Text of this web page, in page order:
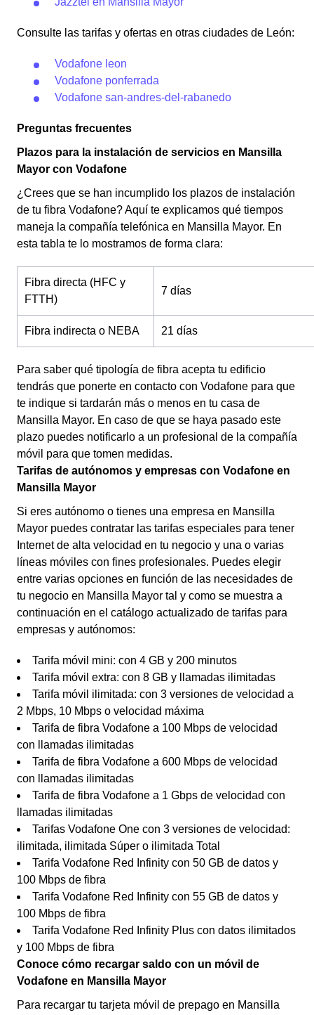
Consulte las tarifas y ofertas en otras ciudades de León:
Vodafone leon
Vodafone ponferrada
Vodafone san-andres-del-rabanedo
Preguntas frecuentes
Plazos para la instalación de servicios en Mansilla
Mayor con Vodafone
¿Crees que se han incumplido los plazos de instalación
de tu fibra Vodafone? Aquí te explicamos qué tiempos
maneja la compañía telefónica en Mansilla Mayor. En
esta tabla te lo mostramos de forma clara:
Fibra directa (HFC y
FTTH)
7 días
Fibra indirecta o NEBA 21 días
Para saber qué tipología de fibra acepta tu edificio
tendrás que ponerte en contacto con Vodafone para que
te indique si tardarán más o menos en tu casa de
Mansilla Mayor. En caso de que se haya pasado este
plazo puedes notificarlo a un profesional de la compañía
móvil para que tomen medidas.
Tarifas de autónomos y empresas con Vodafone en
Mansilla Mayor
Si eres autónomo o tienes una empresa en Mansilla
Mayor puedes contratar las tarifas especiales para tener
Internet de alta velocidad en tu negocio y una o varias
líneas móviles con fines profesionales. Puedes elegir
entre varias opciones en función de las necesidades de
tu negocio en Mansilla Mayor tal y como se muestra a
continuación en el catálogo actualizado de tarifas para
empresas y autónomos:
Tarifa móvil mini: con 4 GB y 200 minutos
Tarifa móvil extra: con 8 GB y llamadas ilimitadas
Tarifa móvil ilimitada: con 3 versiones de velocidad a
2 Mbps, 10 Mbps o velocidad máxima
Tarifa de fibra Vodafone a 100 Mbps de velocidad
con llamadas ilimitadas
Tarifa de fibra Vodafone a 600 Mbps de velocidad
con llamadas ilimitadas
Tarifa de fibra Vodafone a 1 Gbps de velocidad con
llamadas ilimitadas
Tarifas Vodafone One con 3 versiones de velocidad:
ilimitada, ilimitada Súper o ilimitada Total
Tarifa Vodafone Red Infinity con 50 GB de datos y
100 Mbps de fibra
Tarifa Vodafone Red Infinity con 55 GB de datos y
100 Mbps de fibra
Tarifa Vodafone Red Infinity Plus con datos ilimitados
y 100 Mbps de fibra
Conoce cómo recargar saldo con un móvil de
Vodafone en Mansilla Mayor
Para recargar tu tarjeta móvil de prepago en Mansilla